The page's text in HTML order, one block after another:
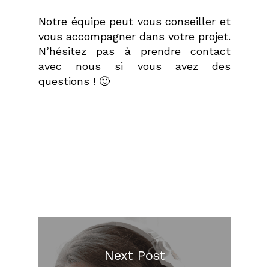
Notre équipe peut vous conseiller et
vous accompagner dans votre projet.
N’hésitez pas à prendre contact
avec nous si vous avez des
questions ! 🙂
Next Post